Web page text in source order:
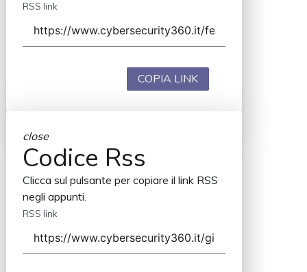
RSS link
COPIA LINK
close
Codice Rss
Clicca sul pulsante per copiare il link RSS
negli appunti.
RSS link